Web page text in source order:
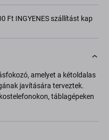
Ft INGYENES szállítást kap
amelyet a kétoldalas
javítására terveztek.
táblagépeken